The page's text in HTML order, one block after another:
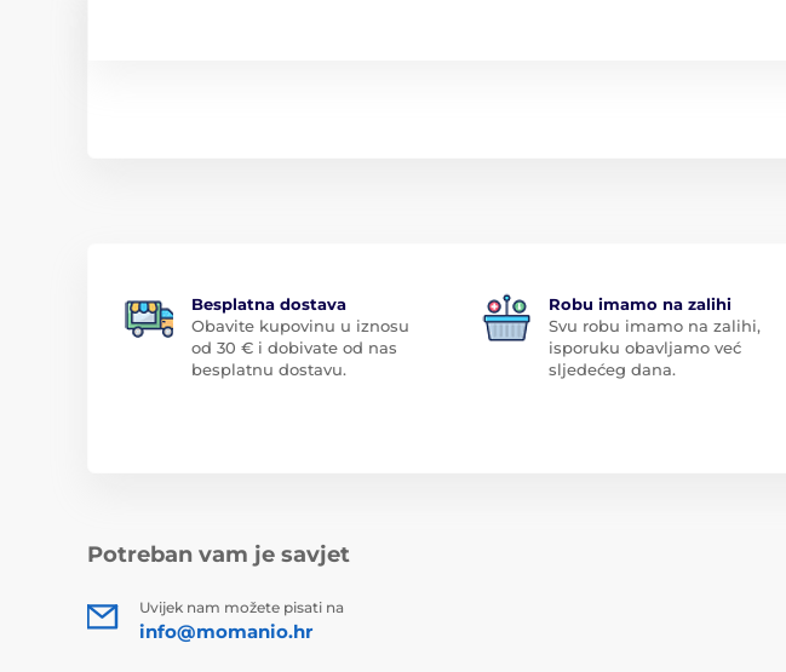
Besplatna dostava
Obavite kupovinu u iznosu
od 30 € i dobivate od nas
besplatnu dostavu.
Robu imamo na zalihi
Svu robu imamo na zalihi,
isporuku obavljamo već
sljedećeg dana.
Potreban vam je savjet
Uvijek nam možete pisati na
info@momanio.hr